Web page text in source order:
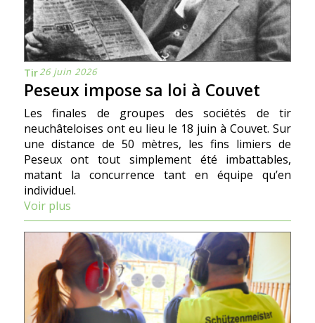
Tir26 juin 2026
Peseux impose sa loi à Couvet
Les finales de groupes des sociétés de tir
neuchâteloises ont eu lieu le 18 juin à Couvet. Sur
une distance de 50 mètres, les fins limiers de
Peseux ont tout simplement été imbattables,
matant la concurrence tant en équipe qu’en
individuel.
Voir plus